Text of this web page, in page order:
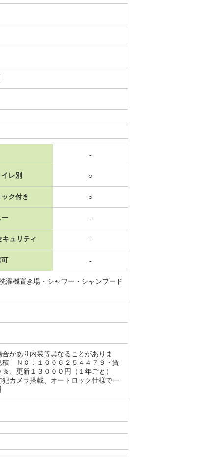
-
レ別 ○
ク付き ○
ー -
キュリティ -
可 -
濯機置き場・シャワー・シャンプード
があり内装等異なることがありま
ＮＯ：１００６２５４４７９・賃
、更新１３０００円（１年ごと）
カメラ搭載、オートロック仕様で一